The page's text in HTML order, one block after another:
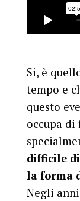
Si, è
tempo e
questo
occupa
difficile
la forma
Negli